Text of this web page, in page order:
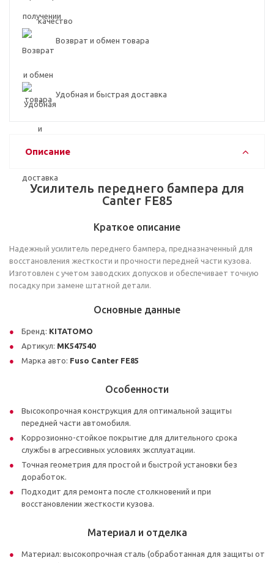
Возврат и обмен товара
Удобная и быстрая доставка
Описание
Усилитель переднего бампера для
Canter FE85
Краткое описание
Надежный усилитель переднего бампера, предназначенный для
восстановления жесткости и прочности передней части кузова.
Изготовлен с учетом заводских допусков и обеспечивает точную
посадку при замене штатной детали.
Основные данные
Бренд: KITATOMO
Артикул: MK547540
Марка авто: Fuso Canter FE85
Особенности
Высокопрочная конструкция для оптимальной защиты
передней части автомобиля.
Коррозионно-стойкое покрытие для длительного срока
службы в агрессивных условиях эксплуатации.
Точная геометрия для простой и быстрой установки без
доработок.
Подходит для ремонта после столкновений и при
восстановлении жесткости кузова.
Материал и отделка
Материал: высокопрочная сталь (обработанная для защиты от